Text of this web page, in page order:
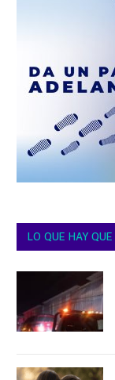
LO QUE HAY QUE